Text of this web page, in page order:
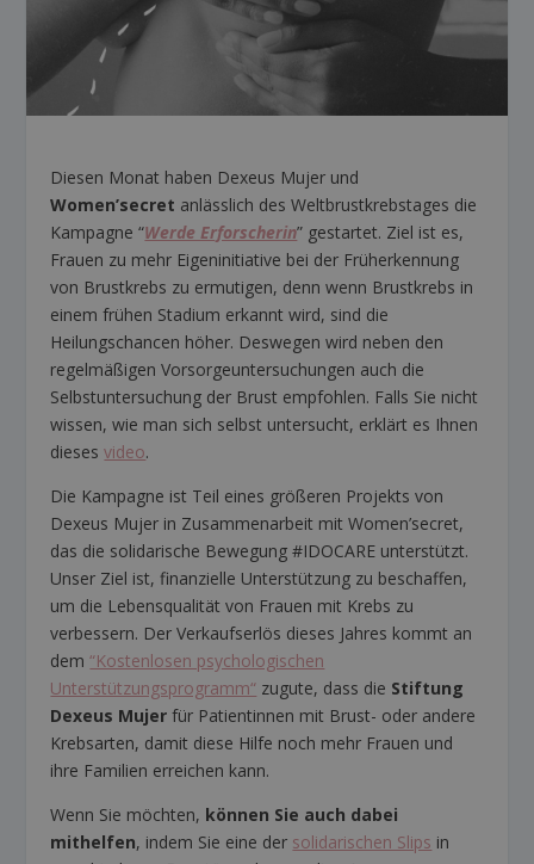
Diesen Monat haben Dexeus Mujer und
Women’secret anlässlich des Weltbrustkrebstages die
Kampagne “Werde Erforscherin” gestartet. Ziel ist es,
Frauen zu mehr Eigeninitiative bei der Früherkennung
von Brustkrebs zu ermutigen, denn wenn Brustkrebs in
einem frühen Stadium erkannt wird, sind die
Heilungschancen höher. Deswegen wird neben den
regelmäßigen Vorsorgeuntersuchungen auch die
Selbstuntersuchung der Brust empfohlen. Falls Sie nicht
wissen, wie man sich selbst untersucht, erklärt es Ihnen
diesesvideo.
Die Kampagne ist Teil eines größeren Projekts von
Dexeus Mujer in Zusammenarbeit mit Women’secret,
das die solidarische Bewegung #IDOCARE unterstützt.
Unser Ziel ist, finanzielle Unterstützung zu beschaffen,
um die Lebensqualität von Frauen mit Krebs zu
verbessern. Der Verkaufserlös dieses Jahres kommt an
dem“Kostenlosen psychologischen
Unterstützungsprogramm“ zugute, dass die Stiftung
Dexeus Mujer für Patientinnen mit Brust- oder andere
Krebsarten, damit diese Hilfe noch mehr Frauen und
ihre Familien erreichen kann.
Wenn Sie möchten, können Sie auch dabei
mithelfen, indem Sie eine der solidarischen Slips in